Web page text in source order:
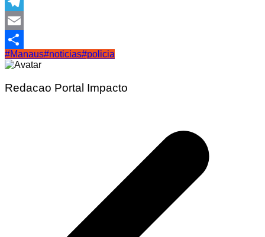
Telegram
Email
Share
#Manaus#noticias#policia
Redacao Portal Impacto